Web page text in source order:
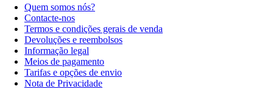
Quem somos nós?
Contacte-nos
Termos e condições gerais de venda
Devoluções e reembolsos
Informação legal
Meios de pagamento
Tarifas e opções de envio
Nota de Privacidade